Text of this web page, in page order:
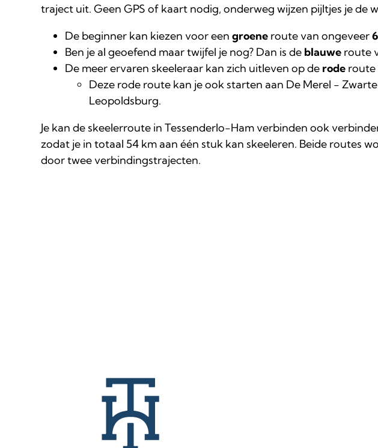
traject uit. Geen GPS of kaart nodig, onderweg wijzen pijltjes je de
De beginner kan kiezen voor een groene route van ongeveer
Ben je al geoefend maar twijfel je nog? Dan is de blauwe route
De meer ervaren skeeleraar kan zich uitleven op de rode route
Deze rode route kan je ook starten aan De Merel -
Leopoldsburg.
Je kan de skeelerroute in Tessenderlo-Ham verbinden ook
zodat je in totaal 54 km aan één stuk kan skeeleren. Beide routes
door twee verbindingstrajecten.